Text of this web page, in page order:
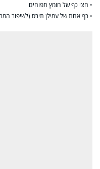
• חצי כף של חומץ תפוחים
• כף אחת של עמילן תירס (לשיפור